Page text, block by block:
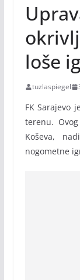
loše
tuzlaspiegel
FK Sarajevo
terenu.
Koševa,
nogometne